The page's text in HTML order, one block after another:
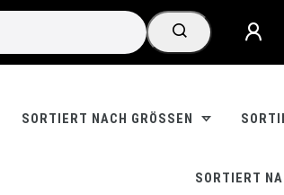
SORTIERT NACH GRÖSSEN
SORTIERT